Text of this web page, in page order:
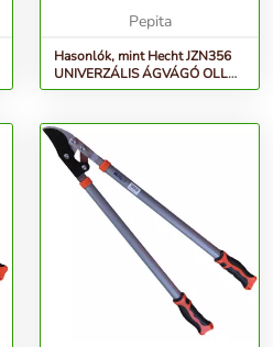
Pepita
Hasonlók, mint Hecht JZN356
UNIVERZÁLIS ÁGVÁGÓ OLLÓ
ÉS FŰRÉSZ